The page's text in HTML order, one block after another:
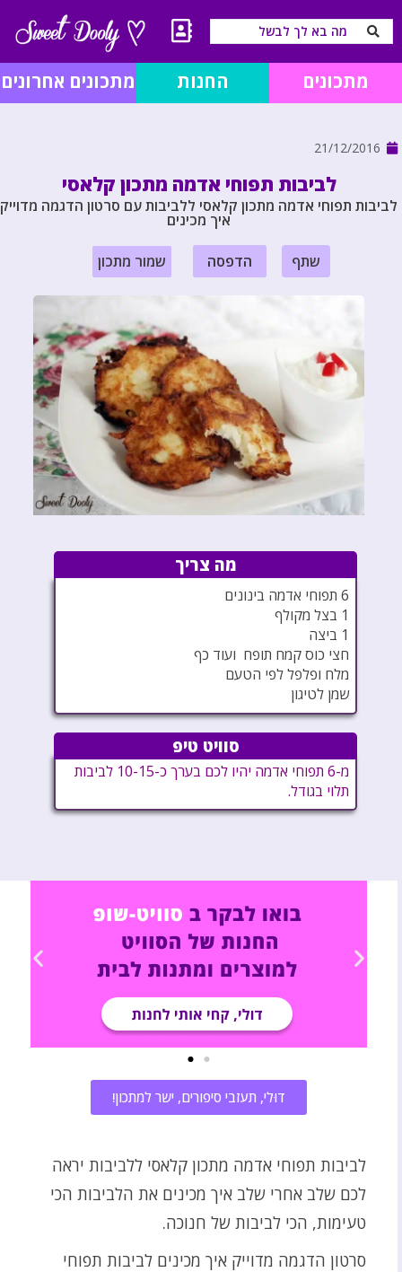
מתכונים החנות מתכונים אחרונים
21/12/2016
לביבות תפוחי אדמה מתכון קלאסי
לביבות תפוחי אדמה מתכון קלאסי ללביבות עם סרטון הדגמה מדוייק
איך מכינים
שתף הדפסה שמור מתכון
מה צריך
6 תפוחי אדמה בינונים
1 בצל מקולף
1 ביצה
חצי כוס קמח תופח ועוד כף
מלח ופלפל לפי הטעם
שמן לטיגון
סוויט טיפ
מ-6 תפוחי אדמה יהיו לכם בערך כ-10-15 לביבות
תלוי בגודל.
דוּלי, תעזבי סיפורים, ישר למתכון!
לביבות תפוחי אדמה מתכון קלאסי ללביבות יראה
לכם שלב אחרי שלב איך מכינים את הלביבות הכי
טעימות, הכי לביבות של חנוכה.
סרטון הדגמה מדוייק איך מכינים לביבות תפוחי